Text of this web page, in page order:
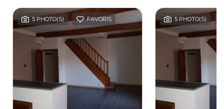
5 PHOTO(S) FAVORIS 5 PHOTO(S)